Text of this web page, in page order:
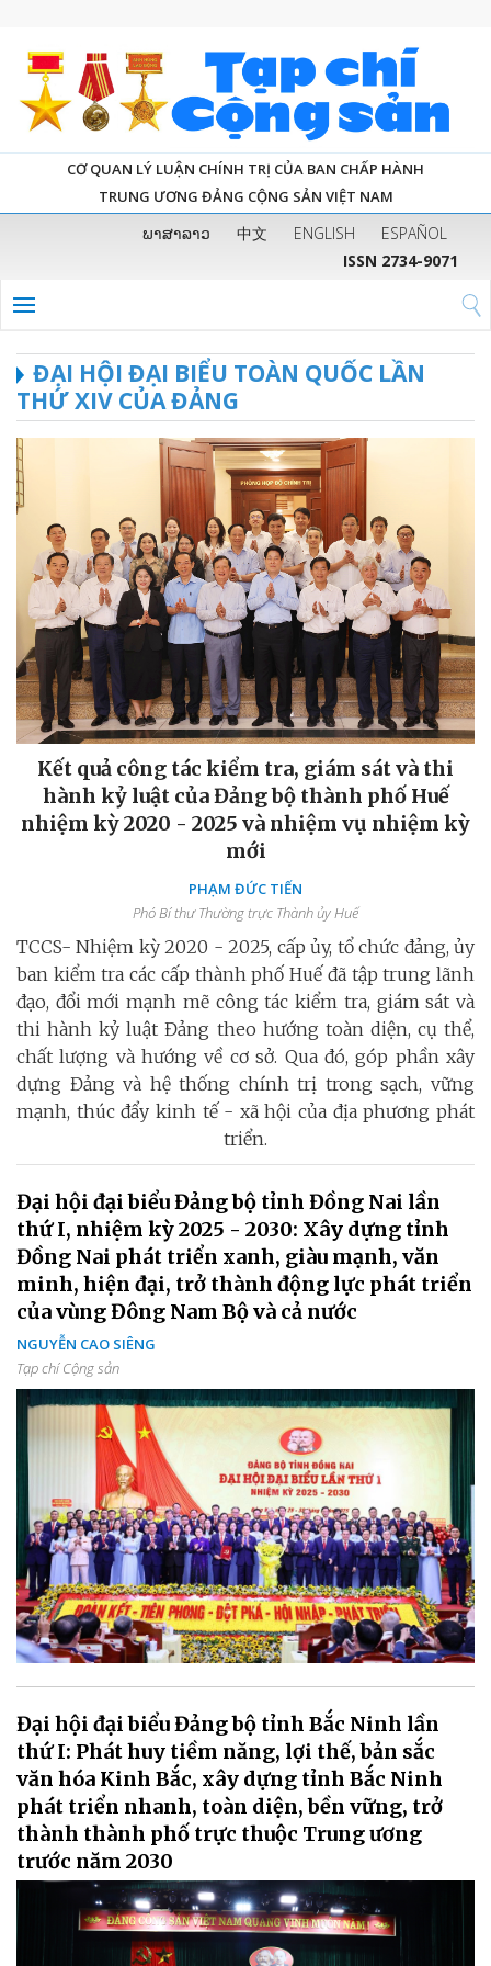
CƠ QUAN LÝ LUẬN CHÍNH TRỊ CỦA BAN CHẤP HÀNH
TRUNG ƯƠNG ĐẢNG CỘNG SẢN VIỆT NAM
ພາສາລາວ 中文 ENGLISH
ESPAÑOL
ISSN 2734-9071
ĐẠI HỘI ĐẠI BIỂU TOÀN QUỐC LẦN
THỨ XIV CỦA ĐẢNG
Kết quả công tác kiểm tra, giám sát và thi
hành kỷ luật của Đảng bộ thành phố Huế
nhiệm kỳ 2020 - 2025 và nhiệm vụ nhiệm kỳ
mới
PHẠM ĐỨC TIẾN
Phó Bí thư Thường trực Thành ủy Huế
TCCS- Nhiệm kỳ 2020 - 2025, cấp ủy, tổ chức đảng, ủy
ban kiểm tra các cấp thành phố Huế đã tập trung lãnh
đạo, đổi mới mạnh mẽ công tác kiểm tra, giám sát và
thi hành kỷ luật Đảng theo hướng toàn diện, cụ thể,
chất lượng và hướng về cơ sở. Qua đó, góp phần xây
dựng Đảng và hệ thống chính trị trong sạch, vững
mạnh, thúc đẩy kinh tế - xã hội của địa phương phát
triển.
Đại hội đại biểu Đảng bộ tỉnh Đồng Nai lần
thứ I, nhiệm kỳ 2025 - 2030: Xây dựng tỉnh
Đồng Nai phát triển xanh, giàu mạnh, văn
minh, hiện đại, trở thành động lực phát triển
của vùng Đông Nam Bộ và cả nước
NGUYỄN CAO SIÊNG
Tạp chí Cộng sản
Đại hội đại biểu Đảng bộ tỉnh Bắc Ninh lần
thứ I: Phát huy tiềm năng, lợi thế, bản sắc
văn hóa Kinh Bắc, xây dựng tỉnh Bắc Ninh
phát triển nhanh, toàn diện, bền vững, trở
thành thành phố trực thuộc Trung ương
trước năm 2030